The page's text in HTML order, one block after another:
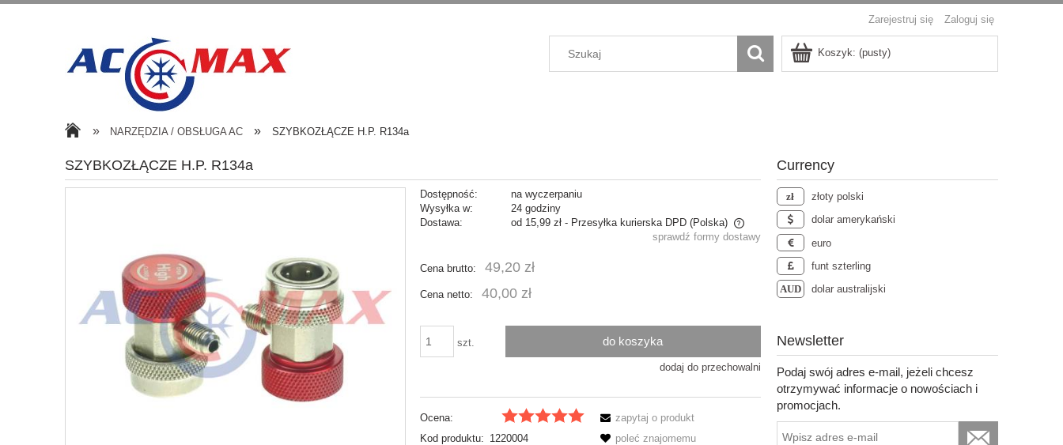
Zarejestruj się Zaloguj się
Koszyk: (pusty)
» NARZĘDZIA / OBSŁUGA AC » SZYBKOZŁĄCZE H.P. R134a
SZYBKOZŁĄCZE H.P. R134a
Dostępność:
na wyczerpaniu
Wysyłka w:
24 godziny
Dostawa:
od 15,99 zł - Przesyłka kurierska DPD (Polska)
płatności
sprawdź formy dostawy
Cena brutto: 49,20 zł
Cena netto: 40,00 zł
szt. do koszyka
dodaj do przechowalni
Ocena:
Kod produktu: 1220004
zapytaj o produkt
poleć znajomemu
Currency
złoty polski
dolar amerykański
euro
funt szterling
dolar australijski
Newsletter
Podaj swój adres e-mail, jeżeli chcesz
otrzymywać informacje o nowościach i
promocjach.